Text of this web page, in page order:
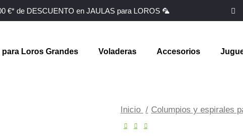
€* de DESCUENTO en JAULAS para LOROS 🦜
para Loros Grandes Voladeras Accesorios
Inicio Columpios y espirales